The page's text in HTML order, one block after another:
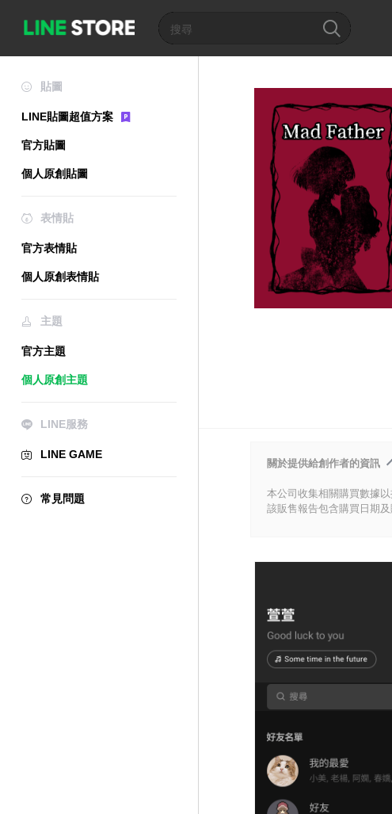
貼圖
LINE貼圖超值方案
官方貼圖
個人原創貼圖
表情貼
官方表情貼
個人原創表情貼
主題
官方主題
個人原創主題
LINE服務
LINE GAME
常見問題
關於提供給創作者的資訊
本公司收集相關購買數據
該販售報告包含購買日期